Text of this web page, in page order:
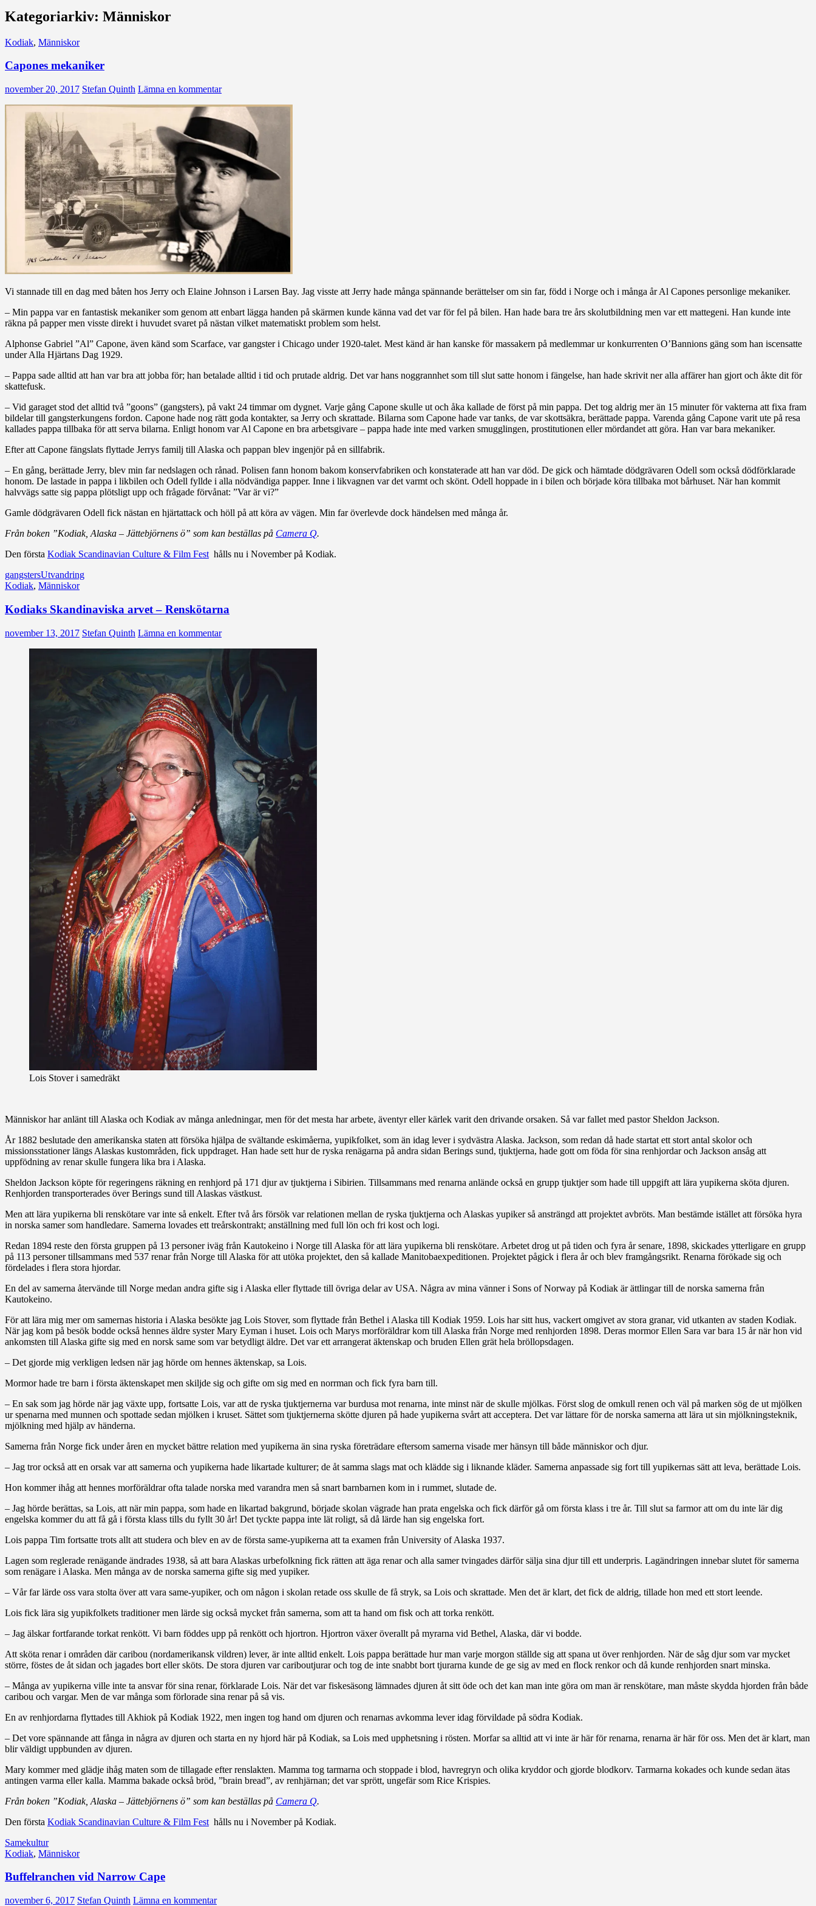
Kategoriarkiv: Människor
Kodiak, Människor
Capones mekaniker
november 20, 2017 Stefan Quinth Lämna en kommentar
Vi stannade till en dag med båten hos Jerry och Elaine Johnson i Larsen Bay. Jag visste att Jerry hade många spännande berättelser om sin far, född i Norge och i många år Al Capones personlige mekaniker.
– Min pappa var en fantastisk mekaniker som genom att enbart lägga handen på skärmen kunde känna vad det var för fel på bilen. Han hade bara tre års skolutbildning men var ett mattegeni. Han kunde inte
räkna på papper men visste direkt i huvudet svaret på nästan vilket matematiskt problem som helst.
Alphonse Gabriel ”Al” Capone, även känd som Scarface, var gangster i Chicago under 1920-talet. Mest känd är han kanske för massakern på medlemmar ur konkurrenten O’Bannions gäng som han iscensatte
under Alla Hjärtans Dag 1929.
– Pappa sade alltid att han var bra att jobba för; han betalade alltid i tid och prutade aldrig. Det var hans noggrannhet som till slut satte honom i fängelse, han hade skrivit ner alla affärer han gjort och åkte dit för
skattefusk.
– Vid garaget stod det alltid två ”goons” (gangsters), på vakt 24 timmar om dygnet. Varje gång Capone skulle ut och åka kallade de först på min pappa. Det tog aldrig mer än 15 minuter för vakterna att fixa fram
bildelar till gangsterkungens fordon. Capone hade nog rätt goda kontakter, sa Jerry och skrattade. Bilarna som Capone hade var tanks, de var skottsäkra, berättade pappa. Varenda gång Capone varit ute på resa
kallades pappa tillbaka för att serva bilarna. Enligt honom var Al Capone en bra arbetsgivare – pappa hade inte med varken smugglingen, prostitutionen eller mördandet att göra. Han var bara mekaniker.
Efter att Capone fängslats flyttade Jerrys familj till Alaska och pappan blev ingenjör på en sillfabrik.
– En gång, berättade Jerry, blev min far nedslagen och rånad. Polisen fann honom bakom konservfabriken och konstaterade att han var död. De gick och hämtade dödgrävaren Odell som också dödförklarade
honom. De lastade in pappa i likbilen och Odell fyllde i alla nödvändiga papper. Inne i likvagnen var det varmt och skönt. Odell hoppade in i bilen och började köra tillbaka mot bårhuset. När han kommit
halvvägs satte sig pappa plötsligt upp och frågade förvånat: ”Var är vi?”
Gamle dödgrävaren Odell fick nästan en hjärtattack och höll på att köra av vägen. Min far överlevde dock händelsen med många år.
Från boken ”Kodiak, Alaska – Jättebjörnens ö” som kan beställas på Camera Q.
Den första Kodiak Scandinavian Culture & Film Fest hålls nu i November på Kodiak.
gangstersUtvandring
Kodiak, Människor
Kodiaks Skandinaviska arvet – Renskötarna
november 13, 2017 Stefan Quinth Lämna en kommentar
Lois Stover i samedräkt
Människor har anlänt till Alaska och Kodiak av många anledningar, men för det mesta har arbete, äventyr eller kärlek varit den drivande orsaken. Så var fallet med pastor Sheldon Jackson.
År 1882 beslutade den amerikanska staten att försöka hjälpa de svältande eskimåerna, yupikfolket, som än idag lever i sydvästra Alaska. Jackson, som redan då hade startat ett stort antal skolor och
missionsstationer längs Alaskas kustområden, fick uppdraget. Han hade sett hur de ryska renägarna på andra sidan Berings sund, tjuktjerna, hade gott om föda för sina renhjordar och Jackson ansåg att
uppfödning av renar skulle fungera lika bra i Alaska.
Sheldon Jackson köpte för regeringens räkning en renhjord på 171 djur av tjuktjerna i Sibirien. Tillsammans med renarna anlände också en grupp tjuktjer som hade till uppgift att lära yupikerna sköta djuren.
Renhjorden transporterades över Berings sund till Alaskas västkust.
Men att lära yupikerna bli renskötare var inte så enkelt. Efter två års försök var relationen mellan de ryska tjuktjerna och Alaskas yupiker så ansträngd att projektet avbröts. Man bestämde istället att försöka hyra
in norska samer som handledare. Samerna lovades ett treårskontrakt; anställning med full lön och fri kost och logi.
Redan 1894 reste den första gruppen på 13 personer iväg från Kautokeino i Norge till Alaska för att lära yupikerna bli renskötare. Arbetet drog ut på tiden och fyra år senare, 1898, skickades ytterligare en grupp
på 113 personer tillsammans med 537 renar från Norge till Alaska för att utöka projektet, den så kallade Manitobaexpeditionen. Projektet pågick i flera år och blev framgångsrikt. Renarna förökade sig och
fördelades i flera stora hjordar.
En del av samerna återvände till Norge medan andra gifte sig i Alaska eller flyttade till övriga delar av USA. Några av mina vänner i Sons of Norway på Kodiak är ättlingar till de norska samerna från
Kautokeino.
För att lära mig mer om samernas historia i Alaska besökte jag Lois Stover, som flyttade från Bethel i Alaska till Kodiak 1959. Lois har sitt hus, vackert omgivet av stora granar, vid utkanten av staden Kodiak.
När jag kom på besök bodde också hennes äldre syster Mary Eyman i huset. Lois och Marys morföräldrar kom till Alaska från Norge med renhjorden 1898. Deras mormor Ellen Sara var bara 15 år när hon vid
ankomsten till Alaska gifte sig med en norsk same som var betydligt äldre. Det var ett arrangerat äktenskap och bruden Ellen grät hela bröllopsdagen.
– Det gjorde mig verkligen ledsen när jag hörde om hennes äktenskap, sa Lois.
Mormor hade tre barn i första äktenskapet men skiljde sig och gifte om sig med en norrman och fick fyra barn till.
– En sak som jag hörde när jag växte upp, fortsatte Lois, var att de ryska tjuktjernerna var burdusa mot renarna, inte minst när de skulle mjölkas. Först slog de omkull renen och väl på marken sög de ut mjölken
ur spenarna med munnen och spottade sedan mjölken i kruset. Sättet som tjuktjernerna skötte djuren på hade yupikerna svårt att acceptera. Det var lättare för de norska samerna att lära ut sin mjölkningsteknik,
mjölkning med hjälp av händerna.
Samerna från Norge fick under åren en mycket bättre relation med yupikerna än sina ryska företrädare eftersom samerna visade mer hänsyn till både människor och djur.
– Jag tror också att en orsak var att samerna och yupikerna hade likartade kulturer; de åt samma slags mat och klädde sig i liknande kläder. Samerna anpassade sig fort till yupikernas sätt att leva, berättade Lois.
Hon kommer ihåg att hennes morföräldrar ofta talade norska med varandra men så snart barnbarnen kom in i rummet, slutade de.
– Jag hörde berättas, sa Lois, att när min pappa, som hade en likartad bakgrund, började skolan vägrade han prata engelska och fick därför gå om första klass i tre år. Till slut sa farmor att om du inte lär dig
engelska kommer du att få gå i första klass tills du fyllt 30 år! Det tyckte pappa inte lät roligt, så då lärde han sig engelska fort.
Lois pappa Tim fortsatte trots allt att studera och blev en av de första same-yupikerna att ta examen från University of Alaska 1937.
Lagen som reglerade renägande ändrades 1938, så att bara Alaskas urbefolkning fick rätten att äga renar och alla samer tvingades därför sälja sina djur till ett underpris. Lagändringen innebar slutet för samerna
som renägare i Alaska. Men många av de norska samerna gifte sig med yupiker.
– Vår far lärde oss vara stolta över att vara same-yupiker, och om någon i skolan retade oss skulle de få stryk, sa Lois och skrattade. Men det är klart, det fick de aldrig, tillade hon med ett stort leende.
Lois fick lära sig yupikfolkets traditioner men lärde sig också mycket från samerna, som att ta hand om fisk och att torka renkött.
– Jag älskar fortfarande torkat renkött. Vi barn föddes upp på renkött och hjortron. Hjortron växer överallt på myrarna vid Bethel, Alaska, där vi bodde.
Att sköta renar i områden där caribou (nordamerikansk vildren) lever, är inte alltid enkelt. Lois pappa berättade hur man varje morgon ställde sig att spana ut över renhjorden. När de såg djur som var mycket
större, föstes de åt sidan och jagades bort eller sköts. De stora djuren var cariboutjurar och tog de inte snabbt bort tjurarna kunde de ge sig av med en flock renkor och då kunde renhjorden snart minska.
– Många av yupikerna ville inte ta ansvar för sina renar, förklarade Lois. När det var fiskesäsong lämnades djuren åt sitt öde och det kan man inte göra om man är renskötare, man måste skydda hjorden från både
caribou och vargar. Men de var många som förlorade sina renar på så vis.
En av renhjordarna flyttades till Akhiok på Kodiak 1922, men ingen tog hand om djuren och renarnas avkomma lever idag förvildade på södra Kodiak.
– Det vore spännande att fånga in några av djuren och starta en ny hjord här på Kodiak, sa Lois med upphetsning i rösten. Morfar sa alltid att vi inte är här för renarna, renarna är här för oss. Men det är klart, man
blir väldigt uppbunden av djuren.
Mary kommer med glädje ihåg maten som de tillagade efter renslakten. Mamma tog tarmarna och stoppade i blod, havregryn och olika kryddor och gjorde blodkorv. Tarmarna kokades och kunde sedan ätas
antingen varma eller kalla. Mamma bakade också bröd, ”brain bread”, av renhjärnan; det var sprött, ungefär som Rice Krispies.
Från boken ”Kodiak, Alaska – Jättebjörnens ö” som kan beställas på Camera Q.
Den första Kodiak Scandinavian Culture & Film Fest hålls nu i November på Kodiak.
Samekultur
Kodiak, Människor
Buffelranchen vid Narrow Cape
november 6, 2017 Stefan Quinth Lämna en kommentar